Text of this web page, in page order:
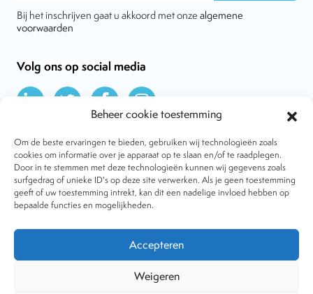
Beheer cookie toestemming
Om de beste ervaringen te bieden, gebruiken wij technologieën zoals
cookies om informatie over je apparaat op te slaan en/of te raadplegen.
Door in te stemmen met deze technologieën kunnen wij gegevens zoals
surfgedrag of unieke ID's op deze site verwerken. Als je geen toestemming
geeft of uw toestemming intrekt, kan dit een nadelige invloed hebben op
bepaalde functies en mogelijkheden.
Accepteren
Weigeren
Bij het inschrijven gaat u akkoord met onze algemene
voorwaarden
Volg ons op social media
Over VtdK
Contact
Nieuws
Behandelwijzen
Dossiers
Tijdschrift